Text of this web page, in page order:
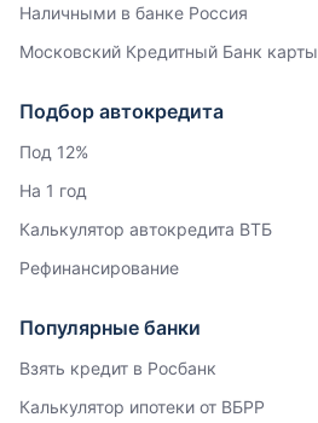
Наличными в банке Россия
Московский Кредитный Банк карты
Подбор автокредита
Под 12%
На 1 год
Калькулятор автокредита ВТБ
Рефинансирование
Популярные банки
Взять кредит в Росбанк
Калькулятор ипотеки от ВБРР